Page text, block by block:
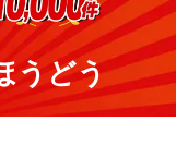
うどう